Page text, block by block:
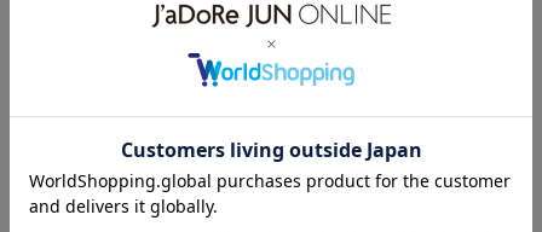
ブラック / 26.5
¥23,100
普段の足のサイズ27.5cmでサイズ26.5を履
いています。
コンバースのジャックパーセル。ビオトー